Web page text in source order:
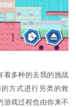
着多种的去我的挑战
方式进行另类的救
游戏过程也由你来不